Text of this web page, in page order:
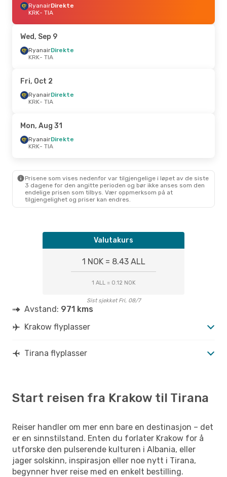
RyanairDirekte
KRK- TIA
TIA- KRK
Fri, Sep 11- Mon, Sep 14
RyanairDirekte
TIA- KRK
RyanairDirekte
KRK- TIA
RyanairDirekte
TIA- KRK
RyanairDirekte
KRK- TIA
Wed, Sep 9
RyanairDirekte
KRK- TIA
Fri, Oct 2
RyanairDirekte
KRK- TIA
Mon, Aug 31
RyanairDirekte
KRK- TIA
Prisene som vises nedenfor var tilgjengelige i løpet av de siste
3 dagene for den angitte perioden og bør ikke anses som den
endelige prisen som tilbys. Vær oppmerksom på at
tilgjengelighet og priser kan endres.
Valutakurs
1 NOK = 8.43 ALL
1 ALL = 0.12 NOK
Sist sjekket Fri, 08/7
Avstand: 971 kms
Krakow flyplasser
Tirana flyplasser
Start reisen fra Krakow til Tirana
Reiser handler om mer enn bare en destinasjon – det
er en sinnstilstand. Enten du forlater Krakow for å
utforske den pulserende kulturen i Albania, eller
jager solskinn, inspirasjon eller noe nytt i Tirana,
begynner hver reise med en enkelt bestilling.